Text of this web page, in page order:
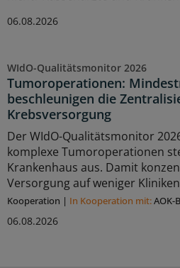
06.08.2026
WIdO-Qualitätsmonitor 2026
Tumoroperationen:
beschleunigen die
Krebsversorgung
Der WIdO-Qualitätsmonitor
komplexe Tumoroperationen
Krankenhaus aus. Damit
Versorgung auf weniger
Kooperation | In Kooperation mit:AOK-
06.08.2026